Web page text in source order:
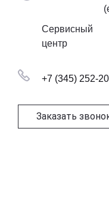
Сервисный
центр
+7 (345) 252-
Заказать